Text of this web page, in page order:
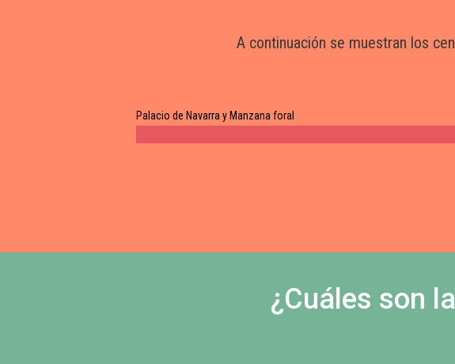
A continuación se muestran los
Palacio de Navarra y Manzana foral
¿Cuáles son